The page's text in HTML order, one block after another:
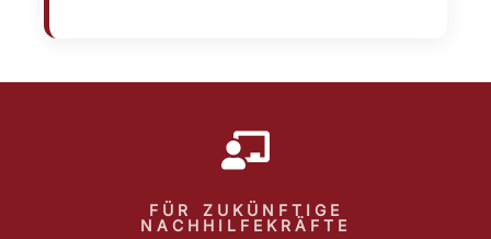
FÜR ZUKÜNFTIGE
NACHHILFEKRÄFTE